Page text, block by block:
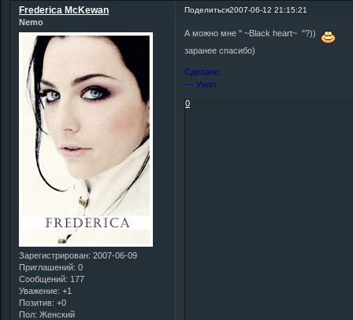
Поделиться2007-06-12 21:15:21
Frederica McKewan
Nemo
Зарегистрирован: 2007-06-09
Приглашений: 0
Сообщений: 177
Уважение: +1
Позитив: +0
Пол: Женский
А можно мне " ~Black heart~ "?))
заранее спасибо)
Сделано.
--- Уилл
0